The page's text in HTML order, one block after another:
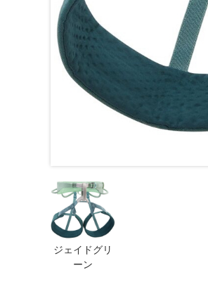
ジェイドグリ
ーン